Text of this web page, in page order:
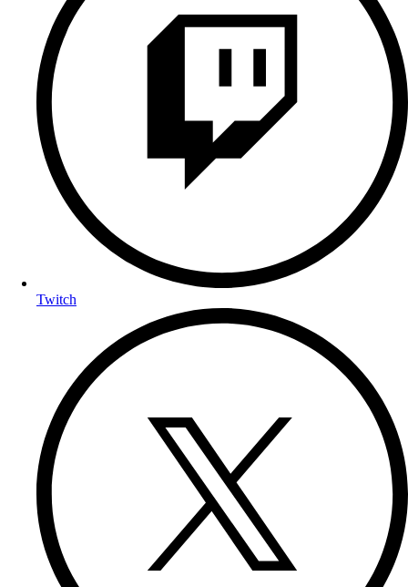
Twitch